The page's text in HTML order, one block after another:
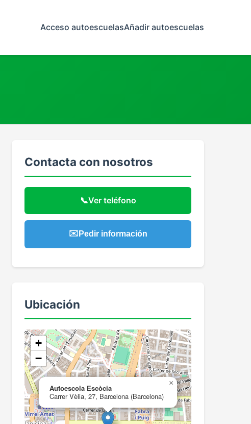
Acceso autoescuelasAñadir autoescuelas
Contacta con nosotros
📞Ver teléfono
✉️ Pedir información
Ubicación
Autoescola Escòcia
Carrer Vèlia, 27, Barcelona (Barcelona)
×
+
−